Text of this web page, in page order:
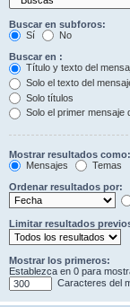
Buscar en subforos:
Sí
No
Buscar en :
Título y texto del
Solo el texto del
Solo títulos
Solo el primer mensaje
Mostrar resultados como:
Mensajes
Temas
Ordenar resultados por:
Limitar resultados
Mostrar los primeros:
Establezca en 0 para
Caracteres del